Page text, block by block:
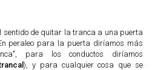
sentido de quitar la tranca a una puerta
peraleo para la puerta diríamos más
para los conductos diríamos
), y para cualquier cosa que se